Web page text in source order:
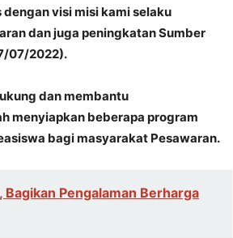
visi misi kami selaku
dan juga peningkatan Sumber
07/2022).
dan membantu
menyiapkan beberapa program
bagi masyarakat Pesawaran.
Pengalaman Berharga